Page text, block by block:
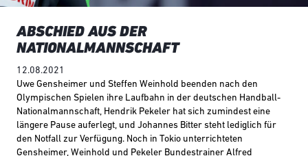
ABSCHIED AUS DER
NATIONALMANNSCHAFT
12.08.2021
Uwe Gensheimer und Steffen Weinhold beenden nach den
Olympischen Spielen ihre Laufbahn in der deutschen Handball-
Nationalmannschaft, Hendrik Pekeler hat sich zumindest eine
längere Pause auferlegt, und Johannes Bitter steht lediglich für
den Notfall zur Verfügung. Noch in Tokio unterrichteten
Gensheimer, Weinhold und Pekeler Bundestrainer Alfred